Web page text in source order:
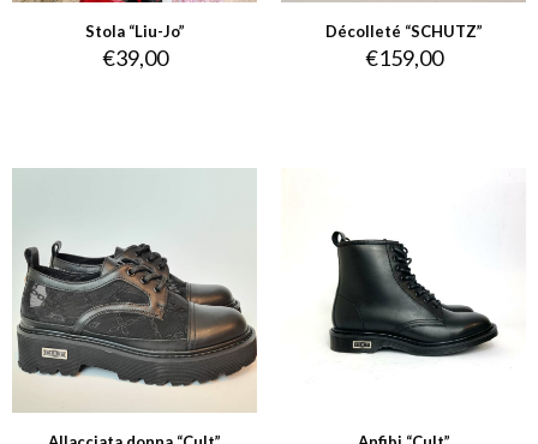
Stola “Liu-Jo”
€39,00
Décolleté “SCHUTZ”
€159,00